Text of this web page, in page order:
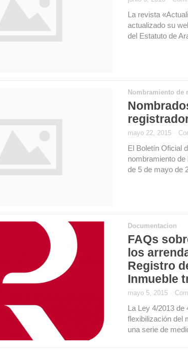
La revista
actualizado su
del Estatuto de
Nombramiento de
mayo 22, 2015
El Boletín Oficial
nombramiento
de 5 de mayo de
Documentacion
FAQs
los
Registro
Inmueble
mayo 5, 2015
La Ley 4/2013 de
flexibilización del
una serie de